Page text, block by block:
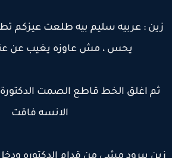
: عربيه سليم بيه طلعت عيزكم
يحس ، مش عاوزه يغيب عن
اغلق الخط قاطع الصمت الدكتورة :
الانسه فاقت